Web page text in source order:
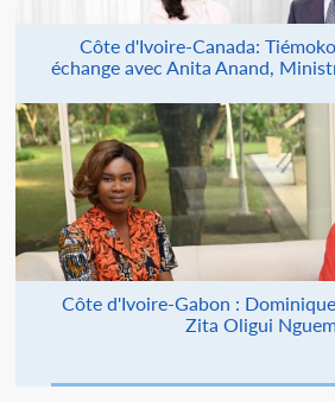
Côte d'Ivoire-Canada:
échange avec Anita Anand,
Côte d'Ivoire-Gabon :
Zita Oligui